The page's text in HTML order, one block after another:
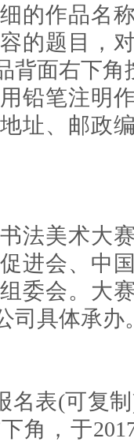
的作品名
的题目，
背面右下角
铅笔注明
址、邮政
法美术大
进会、中
委会。大
司具体承办
名表(可复
角，于